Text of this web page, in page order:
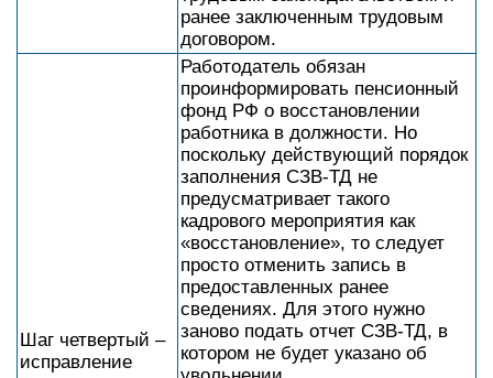
ранее заключенным трудовым
договором.
Шаг четвертый –
исправление
Работодатель обязан
проинформировать пенсионный
фонд РФ о восстановлении
работника в должности. Но
поскольку действующий порядок
заполнения СЗВ-ТД не
предусматривает такого
кадрового мероприятия как
«восстановление», то следует
просто отменить запись в
предоставленных ранее
сведениях. Для этого нужно
заново подать отчет СЗВ-ТД, в
котором не будет указано об